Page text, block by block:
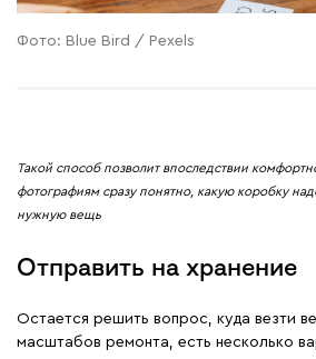
Фото: Blue Bird / Pexels
Такой способ позволит впоследствии
фотографиям сразу понятно, какую коробку
нужную вещь
Отправить на хранение
Остается решить вопрос, куда везти
масштабов ремонта, есть несколько